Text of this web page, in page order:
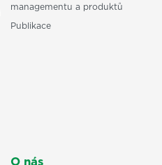
managementu a produktů
Publikace
O nás